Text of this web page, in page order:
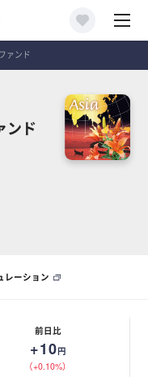
ァンド
ンド
レーション
前日比
+10円
（+0.10%）